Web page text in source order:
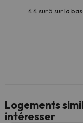
4.4 sur 5 sur la
Logements
intéresser